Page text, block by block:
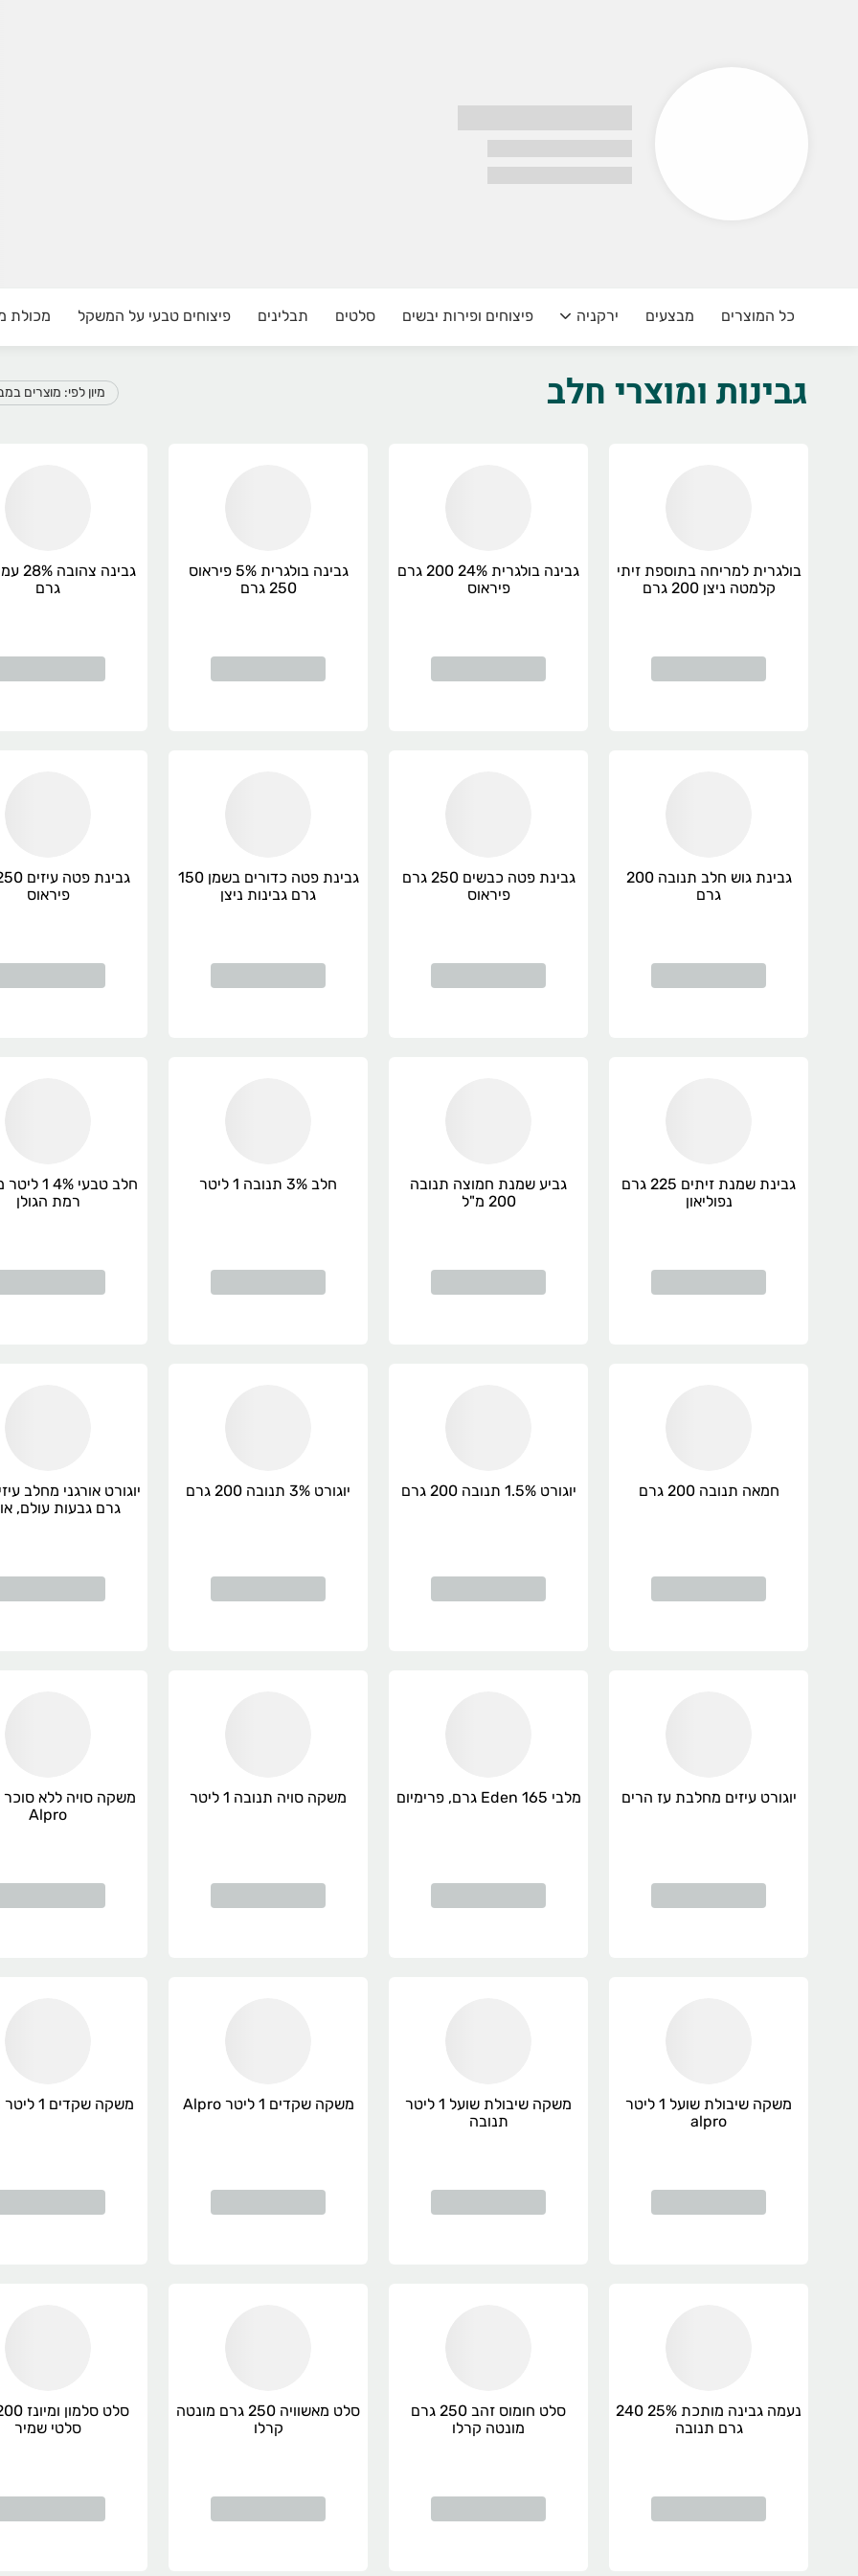
מהיום אפשר לבצע הזמנות לאותו היום עד השעה18:00
מעכשיו, בכל שבוע מחכים לכם פינוקים ומבצעים שווים במיוחד!
🥚 הפתעות ומבצעים מתחלפים מדי שבוע
🛒 שווה להיכנס בכל שבוע ולגלות מה חדש!
להזמנות להיום ולימים הקרובים
כל המוצרים מבצעים ירקניה פיצוחים ופירות יבשים סלטים תבלינים פיצוחים טבעי על המשקל מכולת
גבינות ומוצרי חלב מיון לפי: מוצרים
בולגרית למריחה בתוספת זיתי
קלמטה ניצן 200 גרם
גבינה בולגרית 24% 200 גרם
פיראוס
גבינה בולגרית 5% פיראוס
250 גרם
גרם
גבינת גוש חלב תנובה 200
גרם
גבינת פטה כבשים 250 גרם
פיראוס
גבינת פטה כדורים בשמן 150
גרם גבינות ניצן
פיראוס
גבינת שמנת זיתים 225 גרם
נפוליאון
גביע שמנת חמוצה תנובה
200 מ"ל
חלב 3% תנובה 1 ליטר
חלב טבעי
רמת הגולן
חמאה תנובה 200 גרם יוגורט 1.5% תנובה 200 גרם יוגורט 3% תנובה 200 גרם
גרם גבעות עולם,
יוגורט עיזים מחלבת עז הרים מלבי Eden 165 גרם, פרימיום משקה סויה תנובה 1 ליטר
Alpro
משקה שיבולת שועל 1 ליטר
alpro
משקה שיבולת שועל 1 ליטר
תנובה
משקה שקדים 1 ליטר Alpro משקה שקדים 1 ליטר תנובה
נעמה גבינה מותכת 25% 240
גרם תנובה
סלט חומוס זהב 250 גרם
מונטה קרלו
סלט מאשוויה 250 גרם מונטה
קרלו
סלטי שמיר